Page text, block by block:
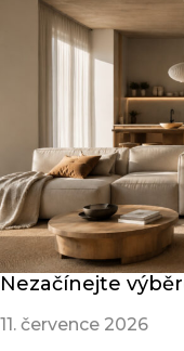
Nezačínejte
11. července 2026